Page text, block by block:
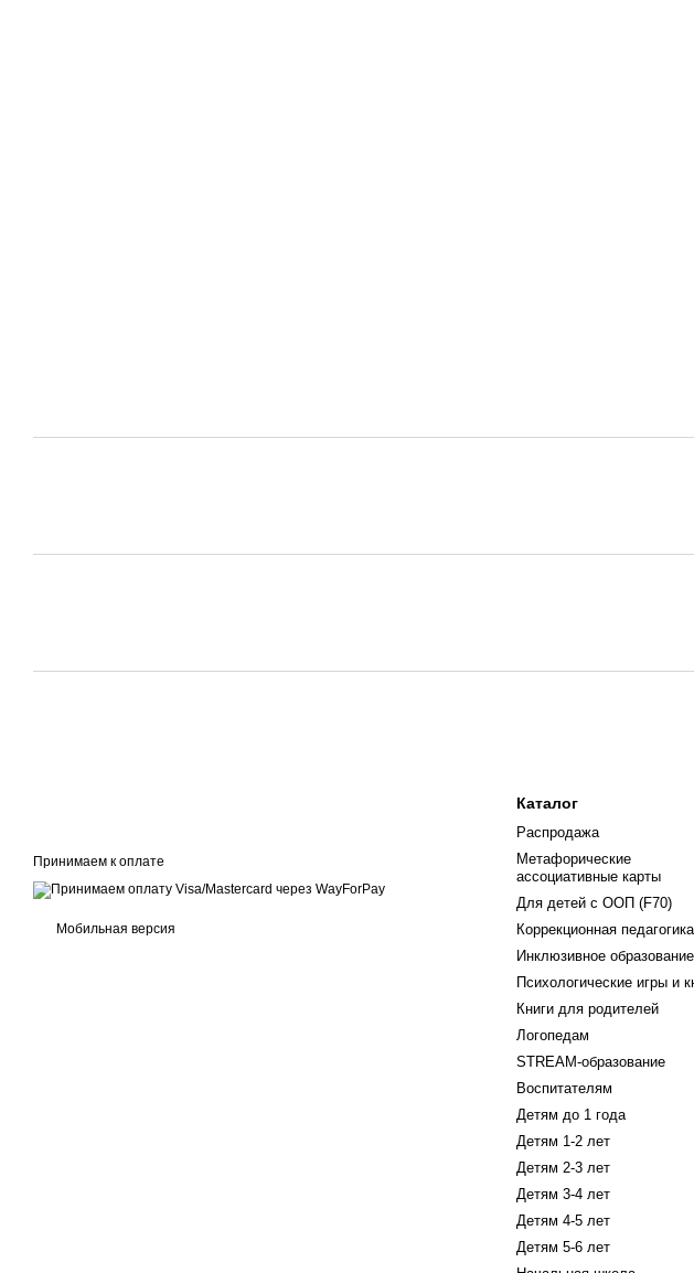
Принимаем к оплате
Мобильная версия
Каталог
Распродажа
Метафорические
ассоциативные карты
Для детей с ООП (F70)
Коррекционная педагогика
Инклюзивное образование
Психологические игры и
Книги для родителей
Логопедам
STREAM-образование
Воспитателям
Детям до 1 года
Детям 1-2 лет
Детям 2-3 лет
Детям 3-4 лет
Детям 4-5 лет
Детям 5-6 лет